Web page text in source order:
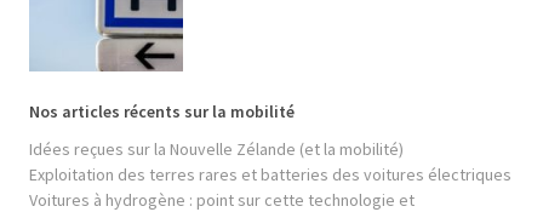
Nos articles récents sur la mobilité
Idées reçues sur la Nouvelle Zélande (et la mobilité)
Exploitation des terres rares et batteries des voitures électriques
Voitures à hydrogène : point sur cette technologie et